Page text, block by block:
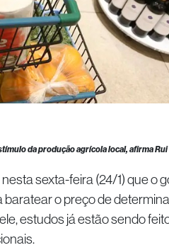
da produção agrícola local, afirma Rui
sexta-feira (24/1) que o
o preço de
estudos já estão sendo